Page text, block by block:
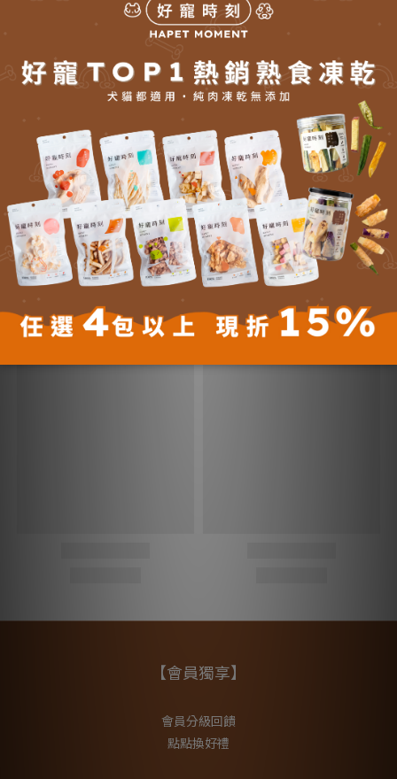
更多說明
送貨方式 (5)
付款方式 (8)
您可能喜歡...
【會員獨享】
會員分級回饋
點點換好禮